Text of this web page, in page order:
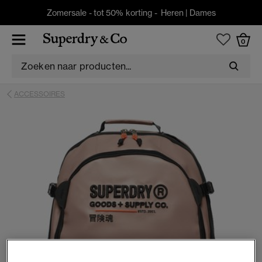
Zomersale - tot 50% korting - Heren | Dames
0
ACCESSOIRES